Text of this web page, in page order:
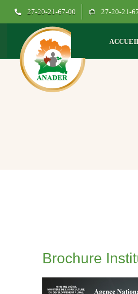
27-20-21-67-00 27-20-21-
Brochure